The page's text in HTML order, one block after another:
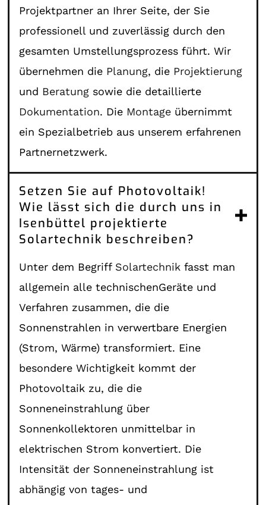
Projektpartner an Ihrer Seite, der Sie
professionell und zuverlässig durch den
gesamten Umstellungsprozess führt. Wir
übernehmen die Planung, die Projektierung
und Beratung sowie die detaillierte
Dokumentation. Die Montage übernimmt
ein Spezialbetrieb aus unserem erfahrenen
Partnernetzwerk.
Setzen Sie auf Photovoltaik!
Wie lässt sich die durch uns in
Isenbüttel projektierte
Solartechnik beschreiben?
Unter dem Begriff Solartechnik fasst man
allgemein alle technischenGeräte und
Verfahren zusammen, die die
Sonnenstrahlen in verwertbare Energien
(Strom, Wärme) transformiert. Eine
besondere Wichtigkeit kommt der
Photovoltaik zu, die die
Sonneneinstrahlung über
Sonnenkollektoren unmittelbar in
elektrischen Strom konvertiert. Die
Intensität der Sonneneinstrahlung ist
abhängig von tages- und